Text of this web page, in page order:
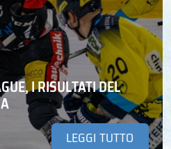
I RISULTATI DEL
LEGGI TUTTO